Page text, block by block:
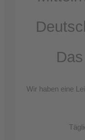
Wir haben eine